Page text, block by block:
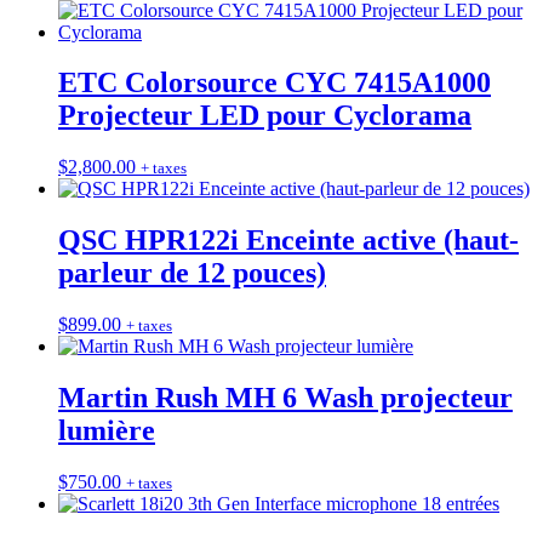
ETC Colorsource CYC 7415A1000
Projecteur LED pour Cyclorama
$2,800.00 + taxes
QSC HPR122i Enceinte active (haut-
parleur de 12 pouces)
$899.00 + taxes
Martin Rush MH 6 Wash projecteur
lumière
$750.00 + taxes